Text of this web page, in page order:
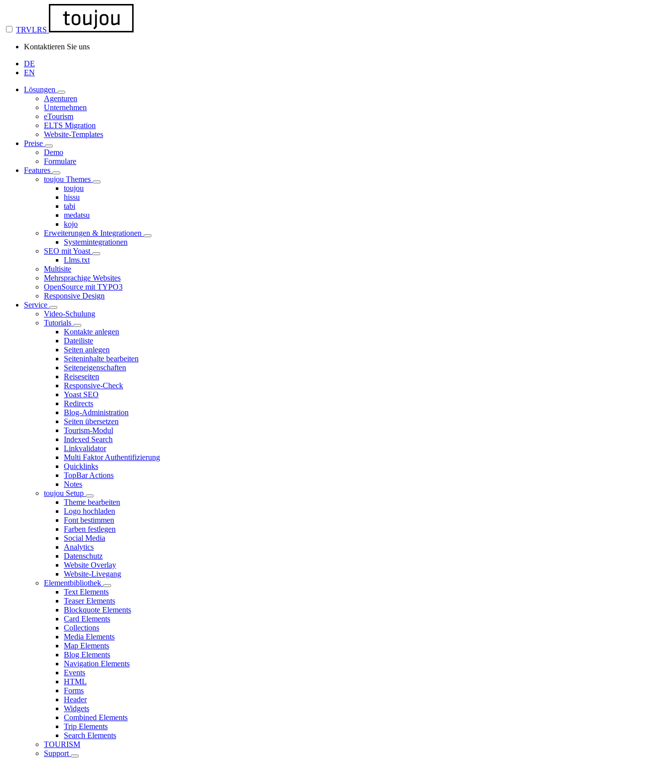
TRVLRS
Kontaktieren Sie uns
DE
EN
Lösungen
Agenturen
Unternehmen
eTourism
ELTS Migration
Website-Templates
Preise
Demo
Formulare
Features
toujou Themes
toujou
hissu
tabi
medatsu
kojo
Erweiterungen & Integrationen
Systemintegrationen
SEO mit Yoast
Llms.txt
Multisite
Mehrsprachige Websites
OpenSource mit TYPO3
Responsive Design
Service
Video-Schulung
Tutorials
Kontakte anlegen
Dateiliste
Seiten anlegen
Seiteninhalte bearbeiten
Seiteneigenschaften
Reiseseiten
Responsive-Check
Yoast SEO
Redirects
Blog-Administration
Seiten übersetzen
Tourism-Modul
Indexed Search
Linkvalidator
Multi Faktor Authentifizierung
Quicklinks
TopBar Actions
Notes
toujou Setup
Theme bearbeiten
Logo hochladen
Font bestimmen
Farben festlegen
Social Media
Analytics
Datenschutz
Website Overlay
Website-Livegang
Elementbibliothek
Text Elements
Teaser Elements
Blockquote Elements
Card Elements
Collections
Media Elements
Map Elements
Blog Elements
Navigation Elements
Events
HTML
Forms
Header
Widgets
Combined Elements
Trip Elements
Search Elements
TOURISM
Support